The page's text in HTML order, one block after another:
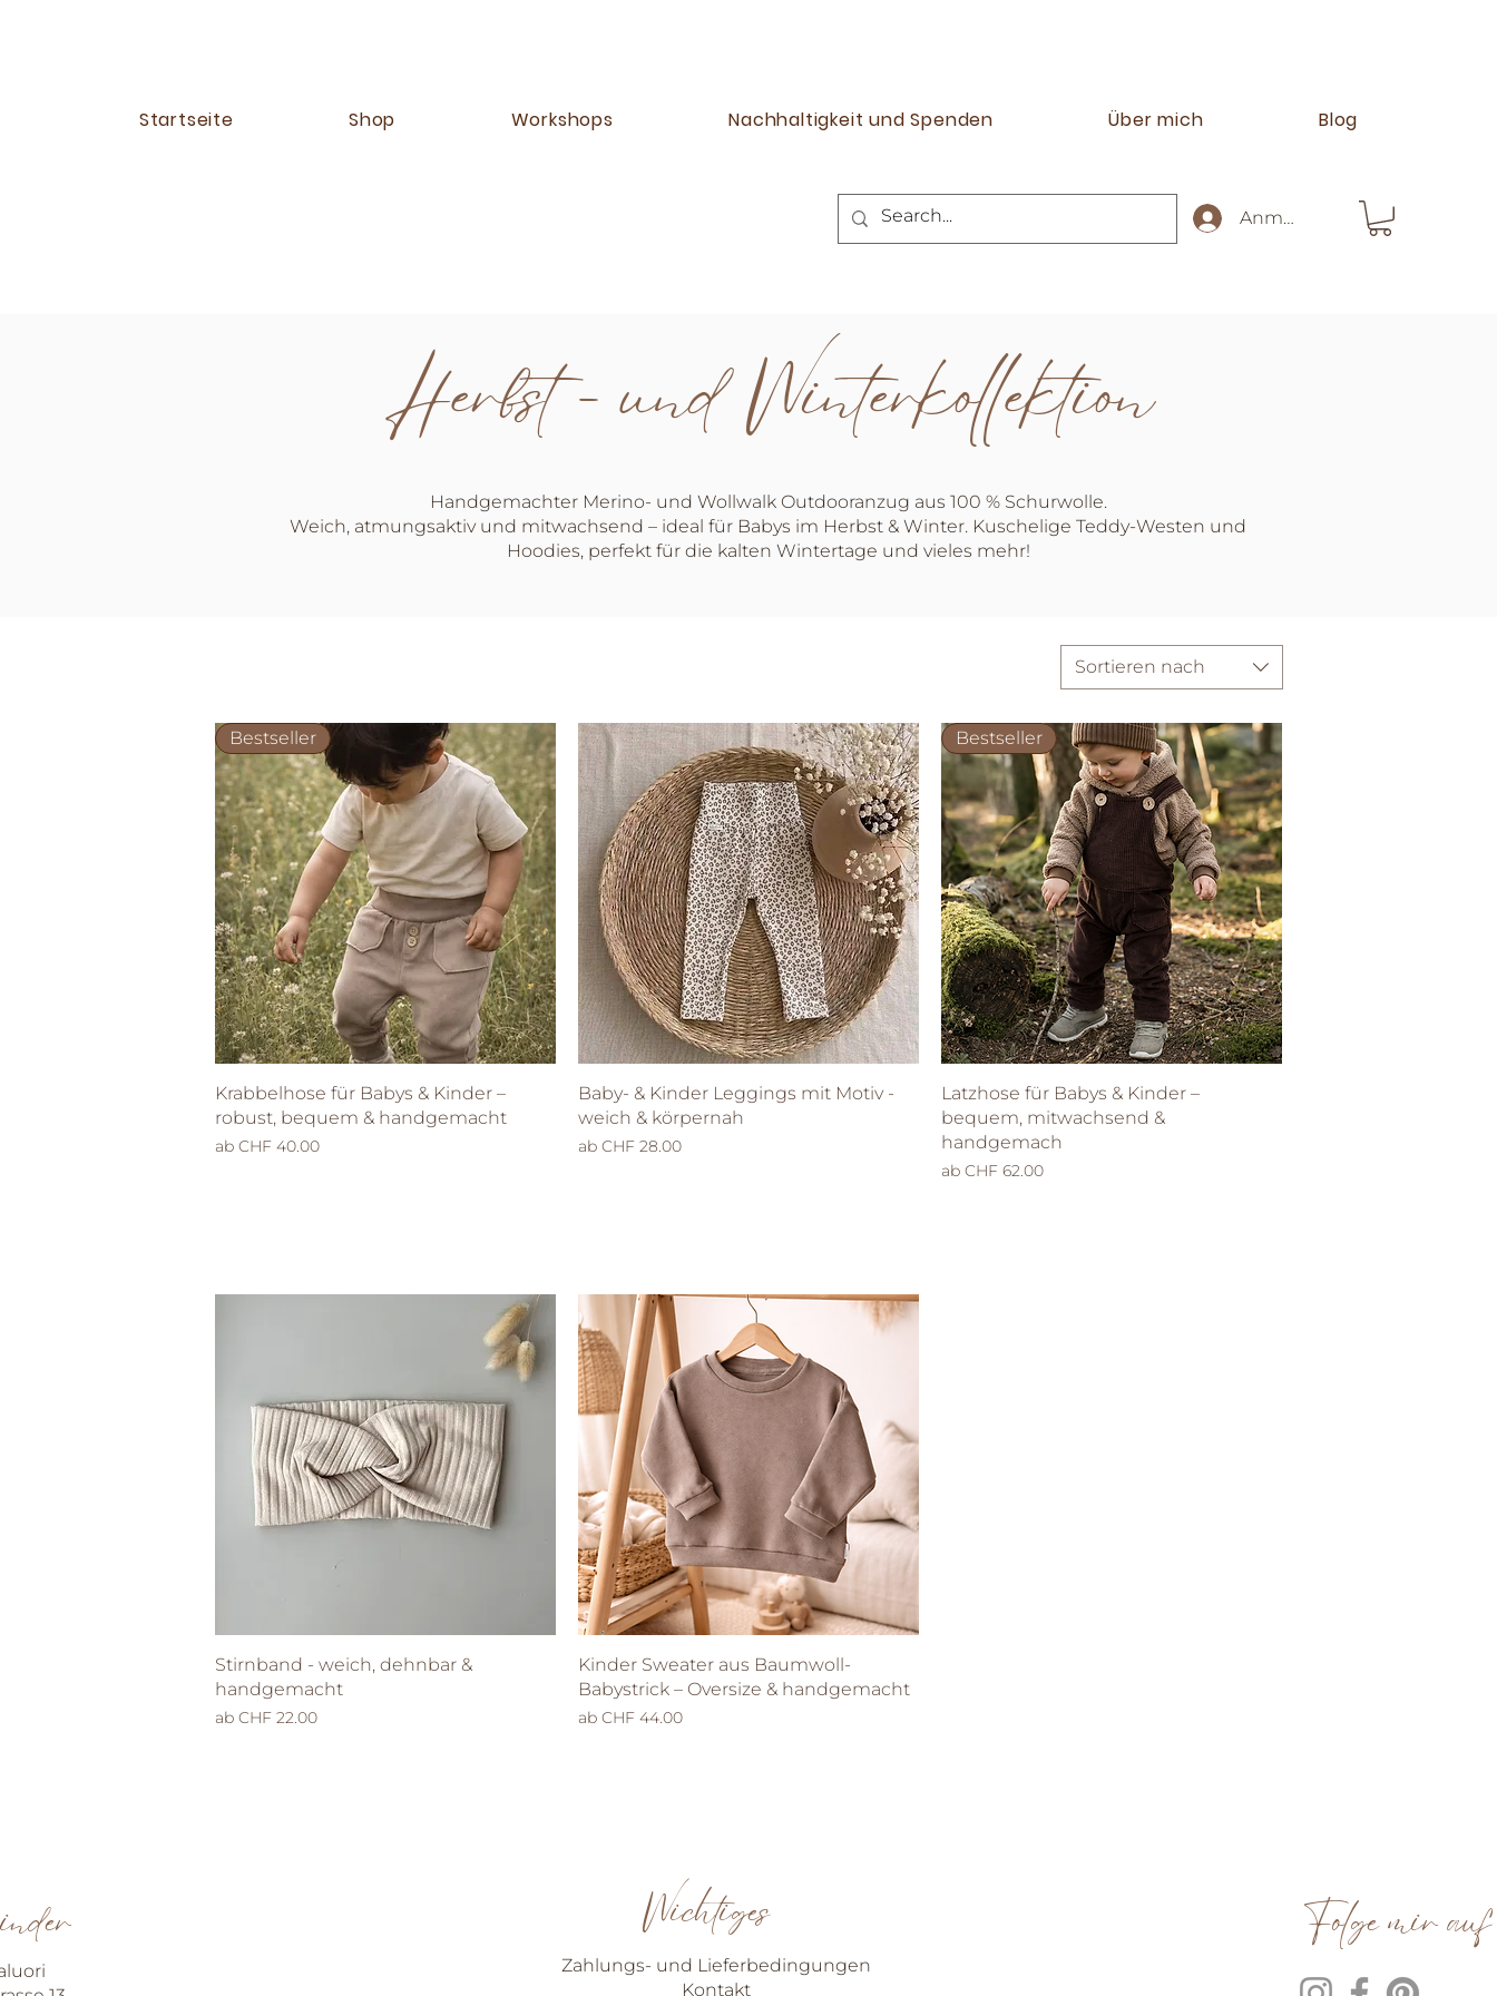
Startseite Shop Workshops Nachhaltigkeit und Spenden Über mich Blog
Anmelden
Herbst - und Winterkollektion
Handgemachter Merino- und Wollwalk Outdooranzug aus 100 % Schurwolle.
Weich, atmungsaktiv und mitwachsend – ideal für Babys im Herbst & Winter. Kuschelige Teddy-Westen und
Hoodies, perfekt für die kalten Wintertage und vieles mehr!
Sortieren nach
Schnellansicht
Bestseller
Krabbelhose für Babys & Kinder –
robust, bequem & handgemacht
ab CHF 40.00
Sale-Preis
Schnellansicht
Baby- & Kinder Leggings mit Motiv -
weich & körpernah
ab CHF 28.00
Sale-Preis
Schnellansicht
Bestseller
Latzhose für Babys & Kinder –
bequem, mitwachsend &
handgemach
ab CHF 62.00
Sale-Preis
Schnellansicht
Stirnband - weich, dehnbar &
handgemacht
ab CHF 22.00
Sale-Preis
Schnellansicht
Kinder Sweater aus Baumwoll-
Babystrick – Oversize & handgemacht
ab CHF 44.00
Sale-Preis
Wichtiges
Zahlungs- und Lieferbedingungen
Kontakt
Folge mir